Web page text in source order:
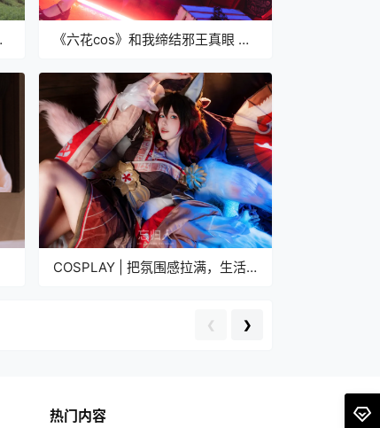
《六花cos》和我缔结邪王真眼 恋
COSPLAY | 把氛围感拉满，生活
❮ ❯
热门内容